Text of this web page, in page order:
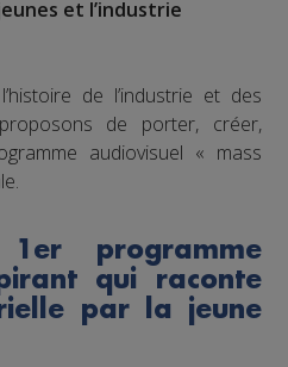
et l’industrie
de l’industrie et des
de porter, créer,
audiovisuel « mass
programme
qui raconte
par la jeune